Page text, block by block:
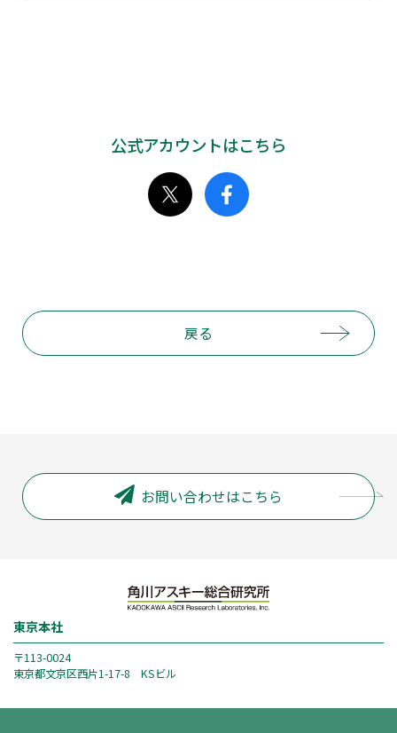
公式アカウントはこちら
戻る
お問い合わせはこちら
東京本社
〒113-0024
東京都文京区西片1-17-8 KSビル